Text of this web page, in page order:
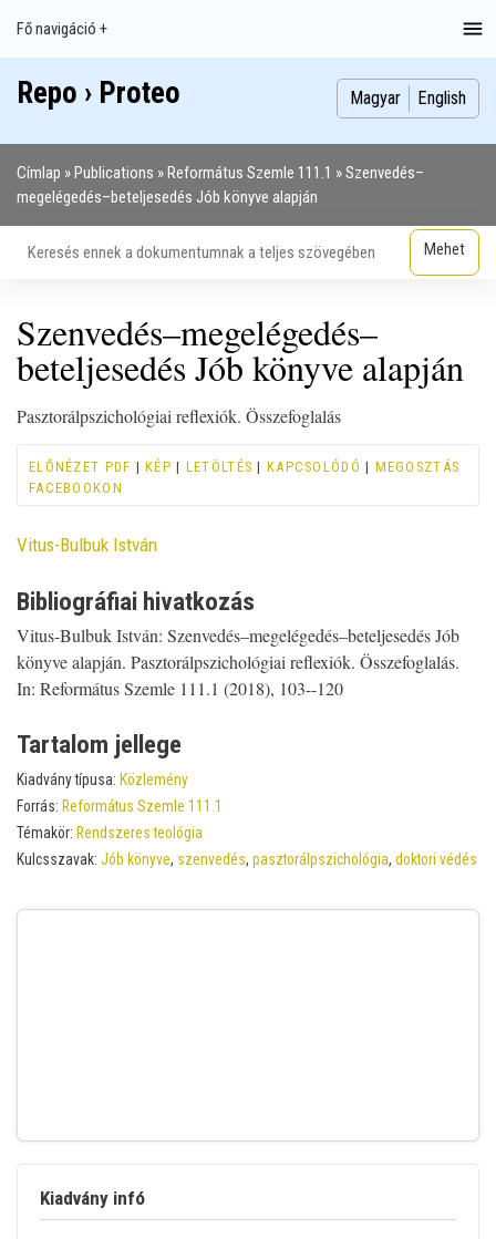
Main
navigation
Fő navigáció +
Index
Publikációk
Szakdolgozatok
Képek
Szerzők
Repo › Proteo Magyar English
Morzsa
Címlap Publications Református Szemle 111.1
Szenvedés–
megelégedés–beteljesedés Jób könyve alapján
Szenvedés–megelégedés–
beteljesedés Jób könyve alapján
Pasztorálpszichológiai reflexiók. Összefoglalás
ELŐNÉZET PDF |KÉP | LETÖLTÉS | KAPCSOLÓDÓ | MEGOSZTÁS
FACEBOOKON
Contributor
Vitus-Bulbuk István
Bibliográfiai hivatkozás
Vitus-Bulbuk István: Szenvedés–megelégedés–beteljesedés Jób
könyve alapján. Pasztorálpszichológiai reflexiók. Összefoglalás.
In: Református Szemle 111.1 (2018), 103--120
Tartalom jellege
Kiadvány típusa: Közlemény
Forrás: Református Szemle 111.1
Témakör: Rendszeres teológia
Kulcsszavak: Jób könyve, szenvedés, pasztorálpszichológia, doktori védés
Kiadvány infó